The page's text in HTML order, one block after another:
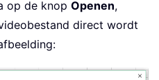
op de knop Openen,
direct wordt